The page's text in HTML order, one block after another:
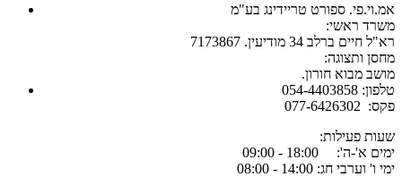
אמ.וי.פי. ספורט טריידינג בע"מ
:משרד ראשי
רא"ל חיים ברלב 34 מודיעין. 7173867
:מחסן ותצוגה
.מושב מבוא חורון
054-4403858 :טלפון
077-6426302 :פקס
:שעות פעילות
ימים א'-ה': 18:00 - 09:00
ימי ו' וערבי חג: 14:00 - 08:00